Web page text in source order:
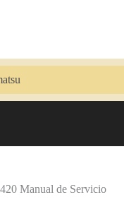
Manual de Servicio